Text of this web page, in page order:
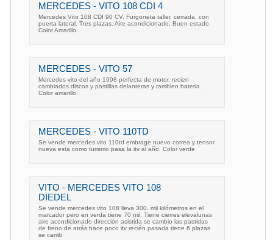
MERCEDES - VITO 108 CDI 4
Mercedes Vito 108 CDI 90 CV. Furgoneta taller, cerrada, con
puerta lateral. Tres plazas. Aire acondicionado. Buen estado.
Color Amarillo
MERCEDES - VITO 57
Mercedes vito del año 1998 perfecta de motor, recien
cambiados discos y pastillas delanteras y tambien bateria.
Color amarillo
MERCEDES - VITO 110TD
Se vende mercedes vito 110td embrage nuevo correa y tensor
nueva esta como turismo pasa la itv al año. Color verde
VITO - MERCEDES VITO 108
DIEDEL
Se vende mercedes vito 108 lleva 300. mil kilómetros en el
marcador pero en verda tiene 70 mil. Tiene cierres elevalunas
aire acondicionado dirección asistida se cambio las pastidas
de freno de atrás hace poco itv recién pasada tiene 6 plazas
se camb